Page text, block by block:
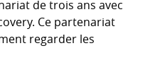
de trois ans avec
Ce partenariat
regarder les